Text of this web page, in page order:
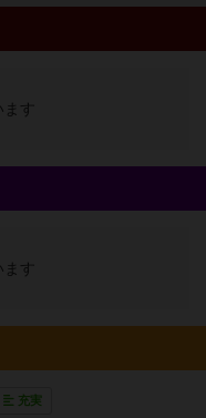
す
す
充実